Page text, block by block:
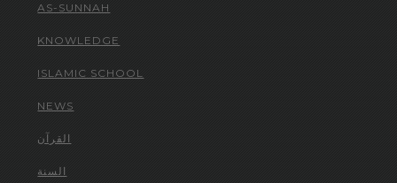
AS-SUNNAH
KNOWLEDGE
ISLAMIC SCHOOL
NEWS
القرآن
السنة